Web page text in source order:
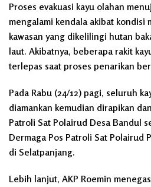
Proses evakuasi kayu olahan
mengalami kendala akibat kondisi
kawasan yang dikelilingi hutan
laut. Akibatnya, beberapa rakit
terlepas saat proses penarikan
Pada Rabu (24/12) pagi, seluruh
diamankan kemudian dirapikan
Patroli Sat Polairud Desa Bandul
Dermaga Pos Patroli Sat Polairud
di Selatpanjang.
Lebih lanjut, AKP Roemin